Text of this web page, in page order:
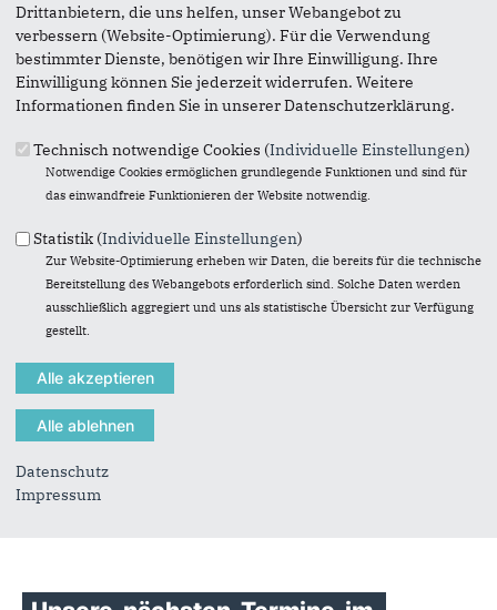
19.04.2026
Rixa Kleinschmit. Unsere Kandidatin
zur Landtagswahl 2027 für
Rendsburg
Landtagswahl 2027 für den Wahlkreis Rendsburg.
Drittanbietern, die uns helfen, unser Webangebot zu
verbessern (Website-Optimierung). Für die Verwendung
bestimmter Dienste, benötigen wir Ihre Einwilligung. Ihre
Einwilligung können Sie jederzeit widerrufen. Weitere
Informationen finden Sie in unserer Datenschutzerklärung.
Technisch notwendige Cookies (Individuelle Einstellungen)
Notwendige Cookies ermöglichen grundlegende Funktionen und sind für
das einwandfreie Funktionieren der Website notwendig.
Statistik (Individuelle Einstellungen)
Zur Website-Optimierung erheben wir Daten, die bereits für die technische
Bereitstellung des Webangebots erforderlich sind. Solche Daten werden
ausschließlich aggregiert und uns als statistische Übersicht zur Verfügung
gestellt.
Datenschutz
Impressum